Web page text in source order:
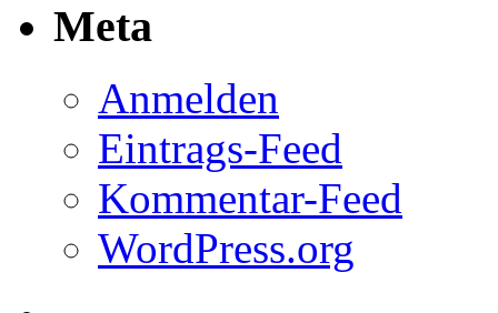
Meta
Anmelden
Eintrags-Feed
Kommentar-Feed
WordPress.org